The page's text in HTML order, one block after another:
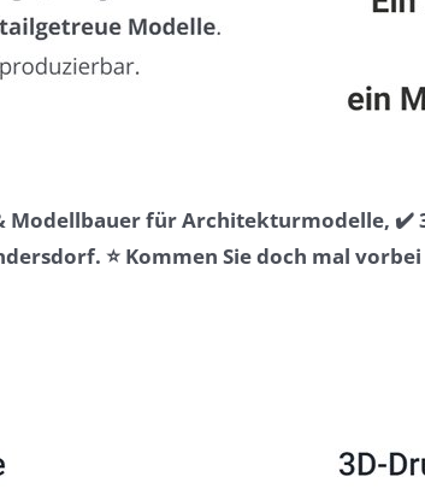
Modellbauer für Architekturmodelle, ✔️
⭐ Kommen Sie doch mal